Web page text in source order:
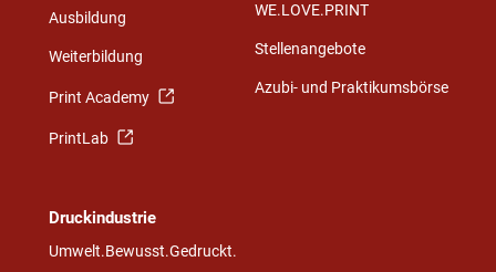
Ausbildung
Weiterbildung
Print Academy
PrintLab
WE.LOVE.PRINT
Stellenangebote
Azubi- und Praktikumsbörse
Druckindustrie
Umwelt.Bewusst.Gedruckt.